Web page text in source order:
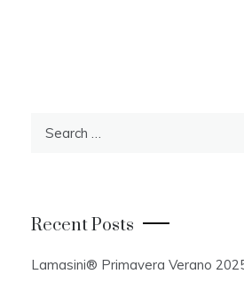
h
f
Recent Posts
Lamasini® Primavera Verano